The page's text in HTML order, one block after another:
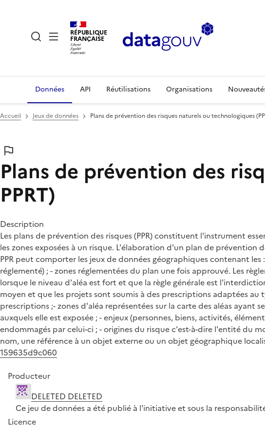
RÉPUBLIQUE
FRANÇAISE
Données API Réutilisations Organisations
Accueil Jeux de données Plans de prévention des risques naturels ou technologiques
Plans de prévention des
PPRT)
Description
Les plans de prévention des risques (PPR) constituent l'instrument
les zones exposées à un risque. L'élaboration d'un plan de prévention
PPR peut comporter les jeux de données géographiques contenant
réglementé) ; - zones réglementées du plan une fois approuvé. Les
lorsque le niveau d'aléa est fort et que la règle générale est
moyen et que les projets sont soumis à des prescriptions adaptées
prescriptions ;- zones d'aléa représentées sur la carte des aléas ayant
auxquels elle est exposée ; - enjeux (personnes, biens, activités,
endommagés par celui-ci ; - origines du risque c'est-à-dire l'entité du
nom, une référence à un objet externe ou un objet géographique
159635d9c060
Producteur
DELETED DELETED
Ce jeu de données a été publié à l'initiative et sous la responsabilité
Licence